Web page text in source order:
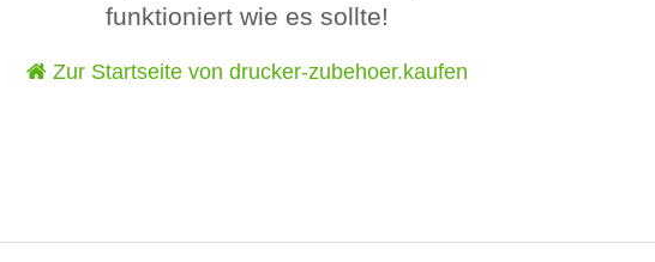
funktioniert wie es sollte!
Zur Startseite von drucker-zubehoer.kaufen